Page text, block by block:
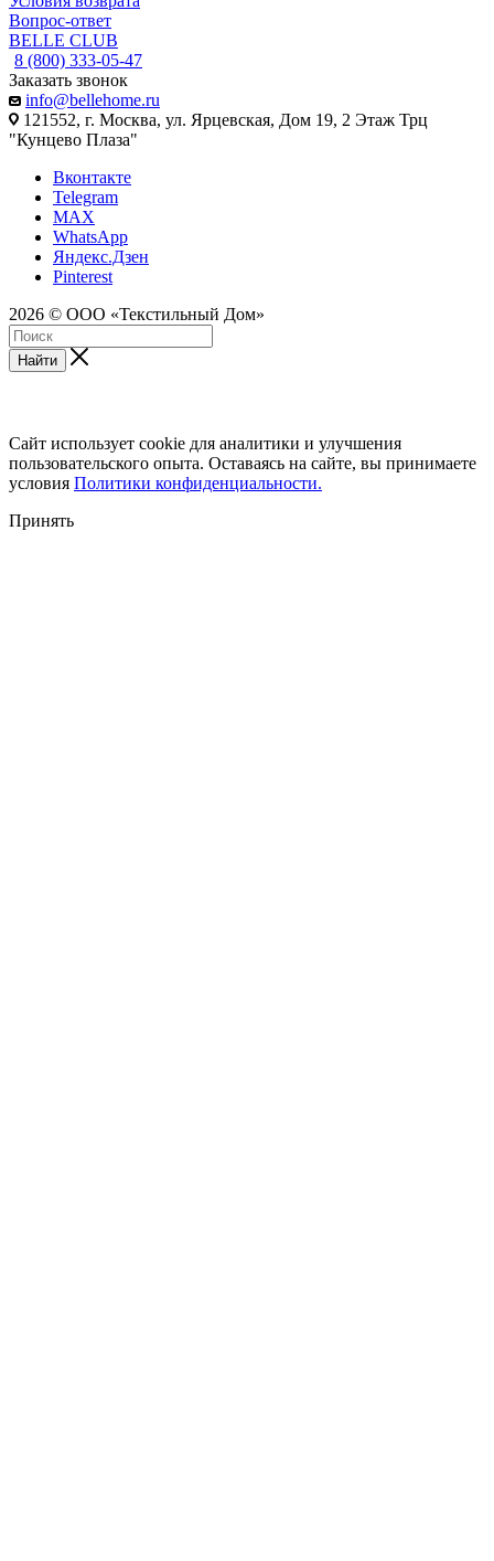
Вопрос-ответ
BELLE CLUB
8 (800) 333-05-47
Заказать звонок
info@bellehome.ru
121552, г. Москва, ул. Ярцевская, Дом 19, 2 Этаж Трц
"Кунцево Плаза"
Вконтакте
Telegram
MAX
WhatsApp
Яндекс.Дзен
Pinterest
2026 © ООО «Текстильный Дом»
Найти
Сайт использует cookie для аналитики и улучшения
пользовательского опыта. Оставаясь на сайте, вы принимаете
условия Политики конфиденциальности.
Принять